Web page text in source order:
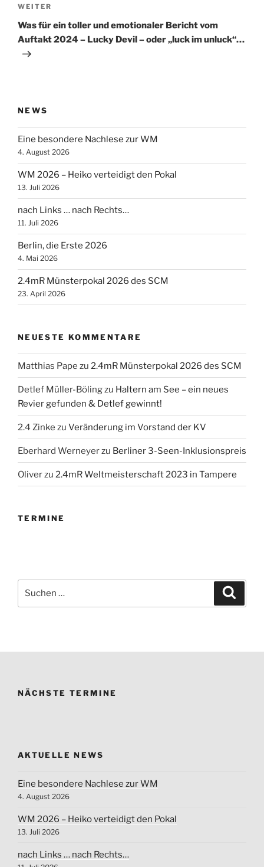
Nächster
Beitrag
WEITER
Was für ein toller und emotionaler Bericht vom
Auftakt 2024 – Lucky Devil – oder „luck im unluck“…
NEWS
Eine besondere Nachlese zur WM
4. August 2026
WM 2026 – Heiko verteidigt den Pokal
13. Juli 2026
nach Links … nach Rechts…
11. Juli 2026
Berlin, die Erste 2026
4. Mai 2026
2.4mR Münsterpokal 2026 des SCM
23. April 2026
NEUESTE KOMMENTARE
Matthias Pape zu 2.4mR Münsterpokal 2026 des SCM
Detlef Müller-Bölingzu Haltern am See – ein neues
Revier gefunden & Detlef gewinnt!
2.4 Zinke zu Veränderung im Vorstand der KV
Eberhard Werneyerzu Berliner 3-Seen-Inklusionspreis
Oliverzu 2.4mR Weltmeisterschaft 2023 in Tampere
TERMINE
nach:
NÄCHSTE TERMINE
AKTUELLE NEWS
Eine besondere Nachlese zur WM
4. August 2026
WM 2026 – Heiko verteidigt den Pokal
13. Juli 2026
nach Links … nach Rechts…